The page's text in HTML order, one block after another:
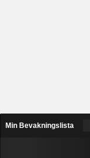
Min Bevakningslista